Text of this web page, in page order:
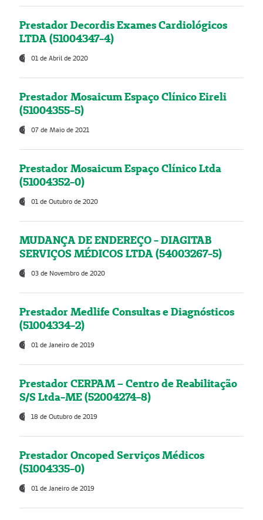
Prestador Decordis Exames Cardiológicos
LTDA (51004347-4)
01 de Abril de 2020
Prestador Mosaicum Espaço Clínico Eireli
(51004355-5)
07 de Maio de 2021
Prestador Mosaicum Espaço Clínico Ltda
(51004352-0)
01 de Outubro de 2020
MUDANÇA DE ENDEREÇO - DIAGITAB
SERVIÇOS MÉDICOS LTDA (54003267-5)
03 de Novembro de 2020
Prestador Medlife Consultas e Diagnósticos
(51004334-2)
01 de Janeiro de 2019
Prestador CERPAM – Centro de Reabilitação
S/S Ltda-ME (52004274-8)
18 de Outubro de 2019
Prestador Oncoped Serviços Médicos
(51004335-0)
01 de Janeiro de 2019